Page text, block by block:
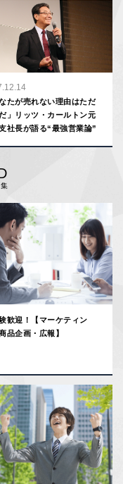
なたが売れない理由はただ
」リッツ・カールトン元
社長が語る“最強営業論”
歓迎！【マーケティン
品企画・広報】